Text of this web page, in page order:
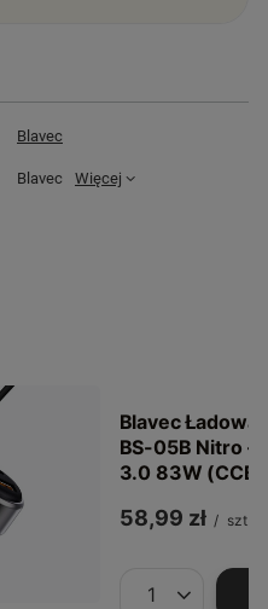
Blavec
Blavec Więcej
Blavec
BS-05B Nitro -
3.0 83W
58,99 zł / szt.
Ilość